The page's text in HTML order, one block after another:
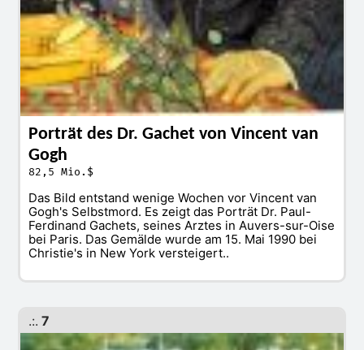
Porträt des Dr. Gachet von Vincent van
Gogh
82,5 Mio.$
Das Bild entstand wenige Wochen vor Vincent van
Gogh's Selbstmord. Es zeigt das Porträt Dr. Paul-
Ferdinand Gachets, seines Arztes in Auvers-sur-Oise
bei Paris. Das Gemälde wurde am 15. Mai 1990 bei
Christie's in New York versteigert..
.:. 7